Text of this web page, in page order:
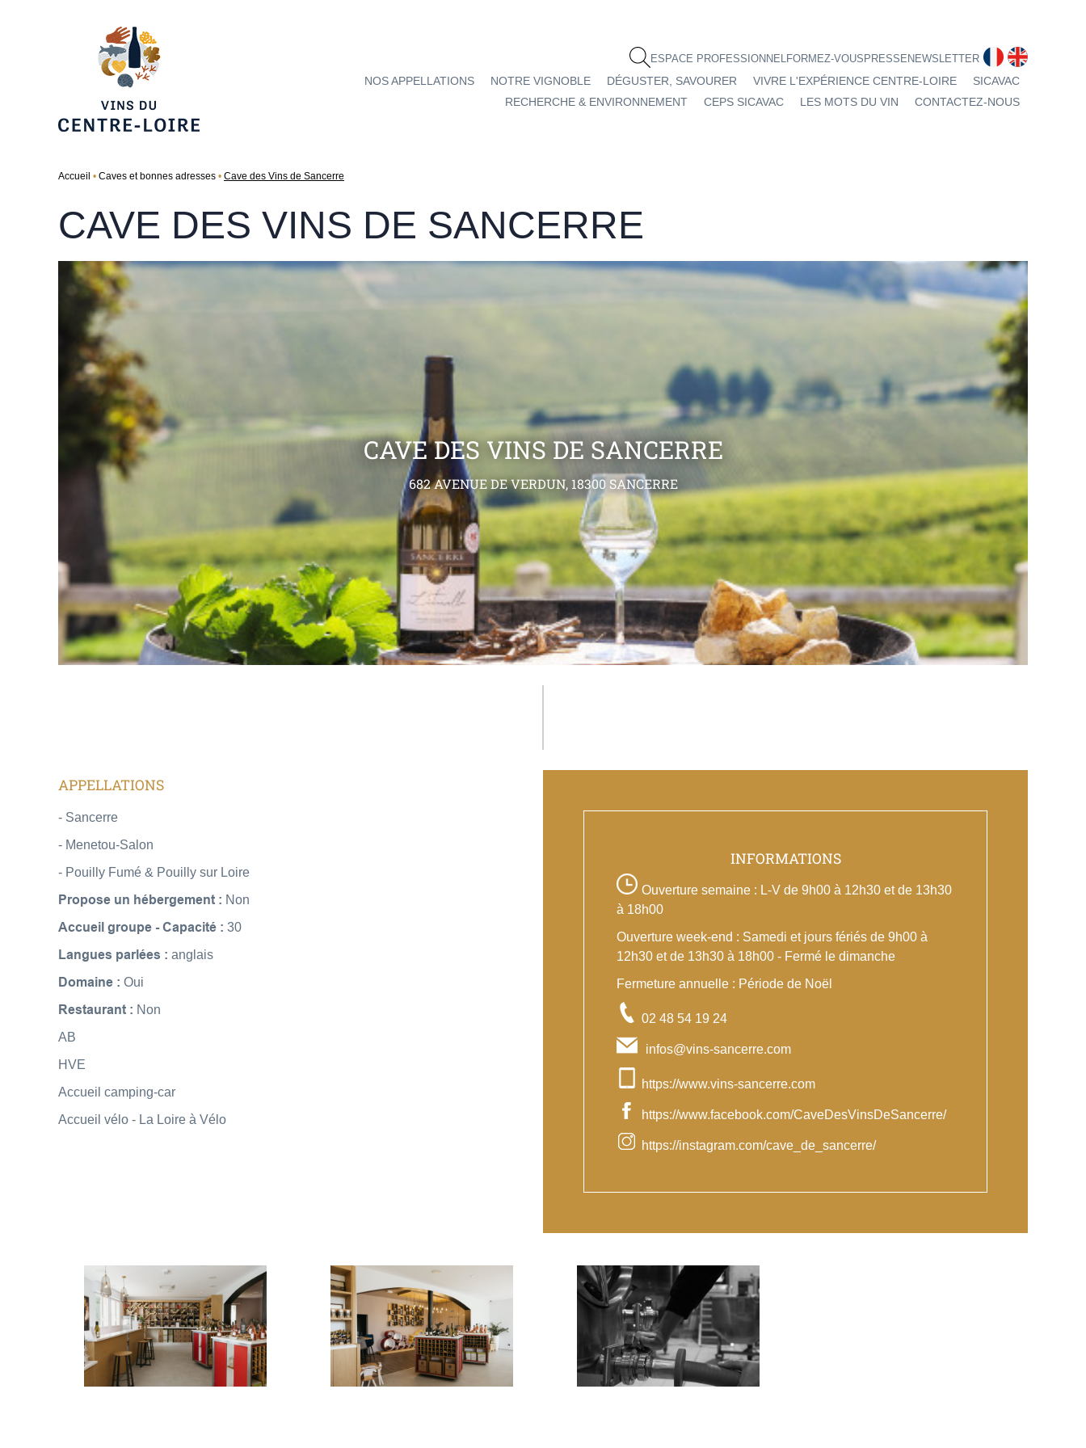
ESPACE PROFESSIONNEL FORMEZ-VOUSPRESSENEWSLETTER fr en
NOS APPELLATIONS NOTRE VIGNOBLE DÉGUSTER, SAVOURER VIVRE L'EXPÉRIENCE CENTRE-LOIRE
SICAVAC
RECHERCHE & ENVIRONNEMENT
CEPS SICAVAC LES MOTS DU VIN CONTACTEZ-NOUS
Accueil Caves et bonnes adresses Cave des Vins de Sancerre
CAVE DES VINS DE SANCERRE
CAVE DES VINS DE SANCERRE
682 AVENUE DE VERDUN, 18300 SANCERRE
APPELLATIONS
- Sancerre
- Menetou-Salon
- Pouilly Fumé & Pouilly sur Loire
Propose un hébergement : Non
Accueil groupe - Capacité : 30
Langues parlées : anglais
Domaine : Oui
Restaurant : Non
AB
HVE
Accueil camping-car
Accueil vélo - La Loire à Vélo
INFORMATIONS
Ouverture semaine : L-V de 9h00 à 12h30 et de 13h30
à 18h00
Ouverture week-end : Samedi et jours fériés de 9h00 à
12h30 et de 13h30 à 18h00 - Fermé le dimanche
Fermeture annuelle : Période de Noël
02 48 54 19 24
infos@vins-sancerre.com
https://www.vins-sancerre.com
https://www.facebook.com/CaveDesVinsDeSancerre/
https://instagram.com/cave_de_sancerre/